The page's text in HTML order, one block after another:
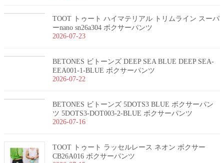
TOOT トゥート ハイマテリアル トリムライン スーパ
ーnano sn26a304 ボクサーパンツ
2026-07-23
BETONES ビトーンズ DEEP SEA BLUE DEEP SEA-
EEA001-1-BLUE ボクサーパンツ
2026-07-22
BETONES ビトーンズ 5DOTS3 BLUE ボクサーパン
ツ 5DOTS3-DOT003-2-BLUE ボクサーパンツ
2026-07-16
TOOT トゥート ラッセルレース ネオン ボクサー
CB26A016 ボクサーパンツ